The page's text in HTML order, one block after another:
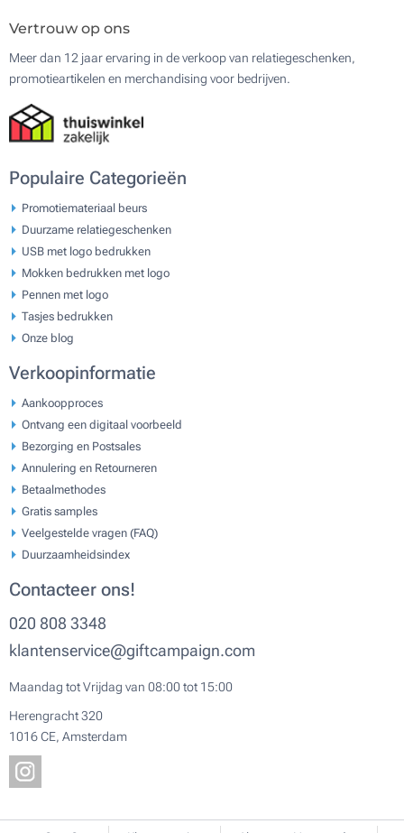
Vertrouw op ons
Meer dan 12 jaar ervaring in de verkoop van relatiegeschenken,
promotieartikelen en merchandising voor bedrijven.
Populaire Categorieën
Promotiemateriaal beurs
Duurzame relatiegeschenken
USB met logo bedrukken
Mokken bedrukken met logo
Pennen met logo
Tasjes bedrukken
Onze blog
Verkoopinformatie
Aankoopproces
Ontvang een digitaal voorbeeld
Bezorging en Postsales
Annulering en Retourneren
Betaalmethodes
Gratis samples
Veelgestelde vragen (FAQ)
Duurzaamheidsindex
Contacteer ons!
020 808 3348
klantenservice@giftcampaign.com
Maandag tot Vrijdag van 08:00 tot 15:00
Herengracht 320
1016 CE, Amsterdam